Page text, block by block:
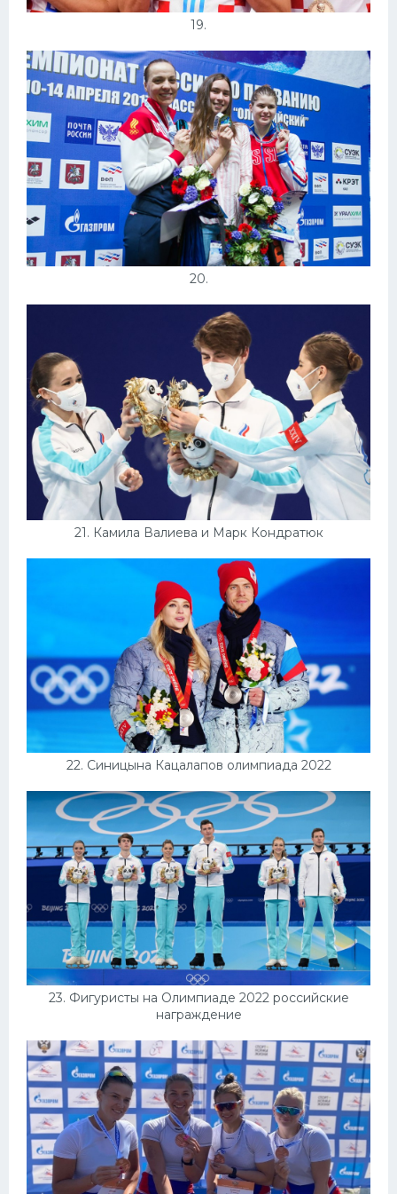
19.
20.
21. Камила Валиева и Марк Кондратюк
22. Синицына Кацалапов олимпиада 2022
23. Фигуристы на Олимпиаде 2022 российские
награждение